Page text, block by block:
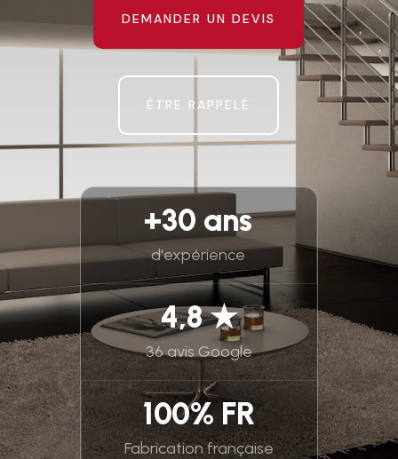
DEMANDER UN DEVIS
ÊTRE RAPPELÉ
+30 ans
d'expérience
4,8 ★
36 avis Google
100% FR
Fabrication française